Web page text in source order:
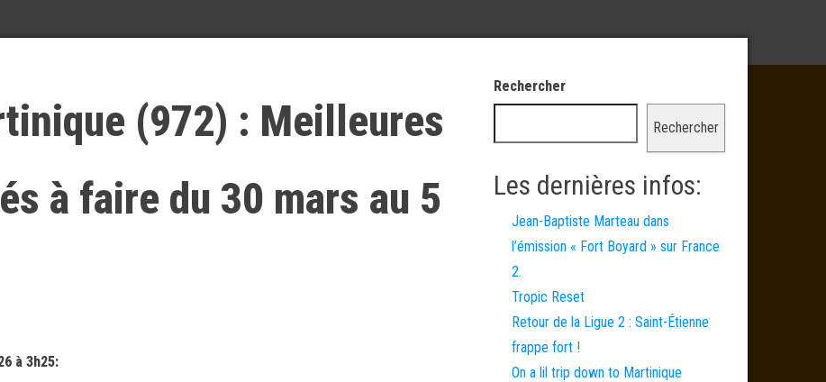
(972) : Meilleures
à faire du 30 mars au 5
à 3h25:
Rechercher
Rechercher
Les dernières infos:
Jean-Baptiste Marteau dans
l’émission « Fort Boyard » sur France
2.
Tropic Reset
Retour de la Ligue 2 : Saint-Étienne
frappe fort !
On a lil trip down to Martinique